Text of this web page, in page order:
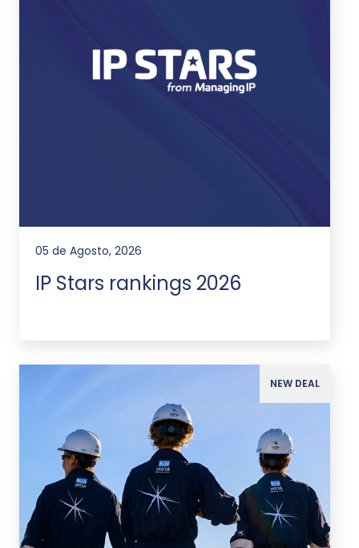
05 de Agosto, 2026
IP Stars rankings 2026
NEW DEAL